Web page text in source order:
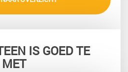
IS GOED TE